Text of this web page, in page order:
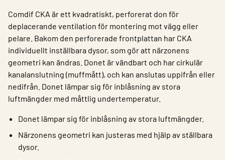
Kontakt
Logga in
Choose languge
Comdif CKA är ett kvadratiskt, perforerat don för
deplacerande ventilation för montering mot vägg eller
pelare. Bakom den perforerade frontplattan har CKA
individuellt inställbara dysor, som gör att närzonens
geometri kan ändras. Donet är vändbart och har cirkulär
kanalanslutning (muffmått), och kan anslutas uppifrån eller
nedifrån. Donet lämpar sig för inblåsning av stora
luftmängder med måttlig undertemperatur.
Donet lämpar sig för inblåsning av stora luftmängder.
Närzonens geometri kan justeras med hjälp av ställbara
dysor.